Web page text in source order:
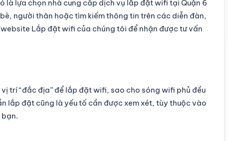
là lựa chọn nhà cung cấp dịch vụ lắp đặt wifi tại Quận 6
người thân hoặc tìm kiếm thông tin trên các diễn đàn,
Lắp đặt wifi của chúng tôi để nhận được tư vấn
trí “đắc địa” để lắp đặt wifi, sao cho sóng wifi phủ đều
lắp đặt cũng là yếu tố cần được xem xét, tùy thuộc vào